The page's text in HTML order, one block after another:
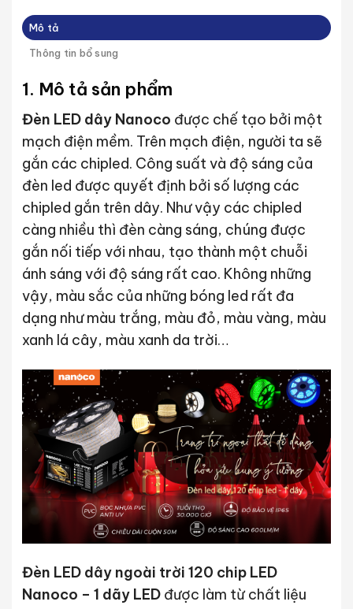
Mô tả
Thông tin bổ sung
1. Mô tả sản phẩm
Đèn LED dây Nanoco được chế tạo bởi một
mạch điện mềm. Trên mạch điện, người ta sẽ
gắn các chipled. Công suất và độ sáng của
đèn led được quyết định bởi số lượng các
chipled gắn trên dây. Như vậy các chipled
càng nhiều thì đèn càng sáng, chúng được
gắn nối tiếp với nhau, tạo thành một chuỗi
ánh sáng với độ sáng rất cao. Không những
vậy, màu sắc của những bóng led rất đa
dạng như màu trắng, màu đỏ, màu vàng, màu
xanh lá cây, màu xanh da trời…
Đèn LED dây ngoài trời 120 chip LED
Nanoco – 1 dãy LEDđược làm từ chất liệu